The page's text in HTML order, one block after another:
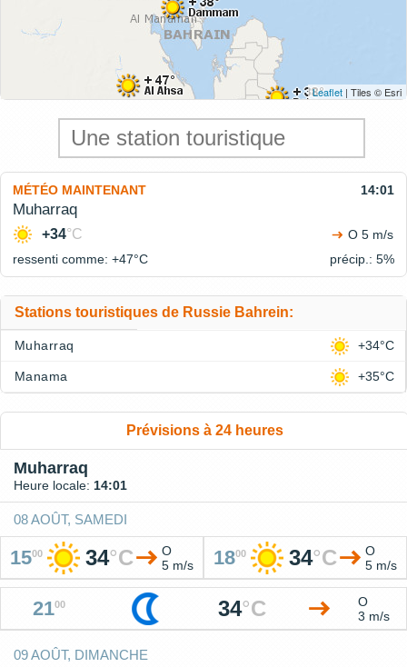
Leaflet | Tiles © Esri
MÉTÉO MAINTENANT 14:01
Muharraq
+34°C
O 5 m/s
ressenti comme: +47°C précip.: 5%
Stations touristiques de Russie Bahrein:
Muharraq +34°C
Manama +35°C
Prévisions à 24 heures
Muharraq
Heure locale: 14:01
08 AOÛT, SAMEDI
1500 34°C
O
5 m/s
1800 34°C
O
5 m/s
2100 34°C
O
3 m/s
09 AOÛT, DIMANCHE